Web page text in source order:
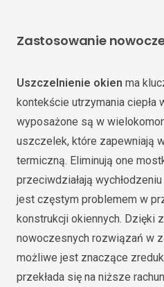
Zastosowanie
Uszczelnienie okien ma
kontekście utrzymania ciepła
wyposażone są w
uszczelek, które zapewniają
termiczną. Eliminują one
przeciwdziałają
jest częstym problemem w
konstrukcji okiennych. Dzięki
nowoczesnych rozwiązań w
możliwe jest znaczące
przekłada się na niższe